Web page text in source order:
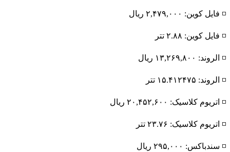
◽️ فایل کوین: ۲,۴۷۹,۰۰۰ ریال
◽️ فایل کوین: ۲.۸۸ تتر
◽️ الروند: ۱۳,۲۶۹,۸۰۰ ریال
◽️ الروند: ۱۵.۴۱۲۴۷۵ تتر
◽️ اتریوم کلاسیک: ۲۰,۴۵۲,۶۰۰ ریال
◽️ اتریوم کلاسیک: ۲۳.۷۶ تتر
◽️ سندباکس: ۲۹۵,۰۰۰ ریال